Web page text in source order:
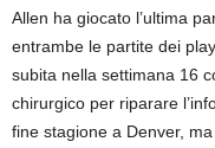
Allen ha giocato l’ultima
entrambe le partite dei
subita nella settimana 16
chirurgico per riparare
fine stagione a Denver,